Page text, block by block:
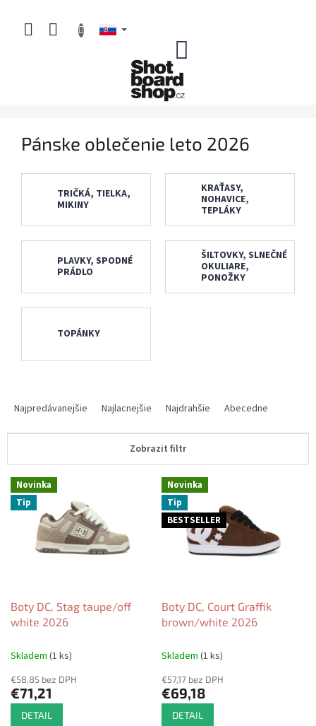
obsah
Pánske oblečenie leto 2026
TRIČKÁ, TIELKA,
MIKINY
KRAŤASY,
NOHAVICE,
TEPLÁKY
PLAVKY, SPODNÉ
PRÁDLO
ŠILTOVKY, SLNEČNÉ
OKULIARE,
PONOŽKY
TOPÁNKY
e
i
p
r
o
v
Najpredávanejšie Najlacnejšie Najdrahšie Abecedne
Zobrazit filtr
V
ý
p
d
u
t
v
Novinka
Tip
Boty DC, Stag taupe/off
white 2026
Skladem (1 ks)
€58,85 bez DPH
€71,21
DETAIL
Novinka
Tip
BESTSELLER
Boty DC, Court Graffik
brown/white 2026
Skladem (1 ks)
€57,17 bez DPH
€69,18
DETAIL